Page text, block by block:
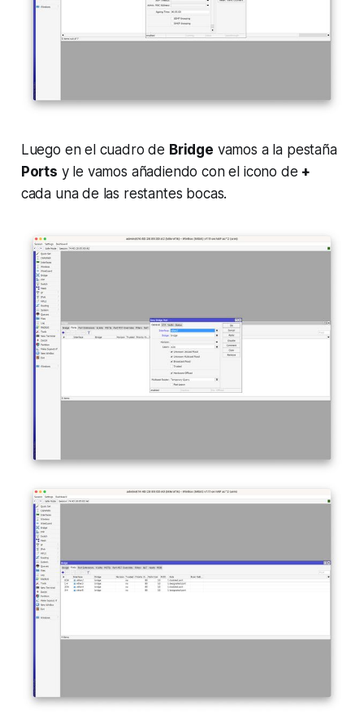
Luego en el cuadro de Bridge vamos a la pestaña
Ports y le vamos añadiendo con el icono de +
cada una de las restantes bocas.